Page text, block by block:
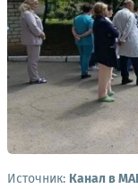
Источник: Канал в